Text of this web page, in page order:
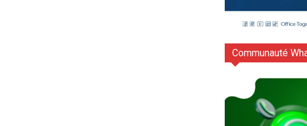
Communauté